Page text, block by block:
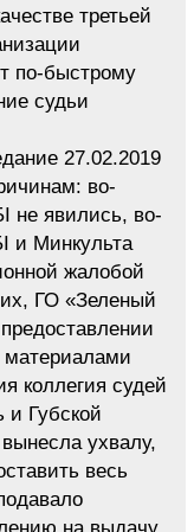
третьей
по-быстрому
судьи
27.02.2019
во-
не явились, во-
и Минкульта
жалобой
ГО «Зеленый
материалами
коллегия судей
и Губской
ухвалу,
весь
на выдачу